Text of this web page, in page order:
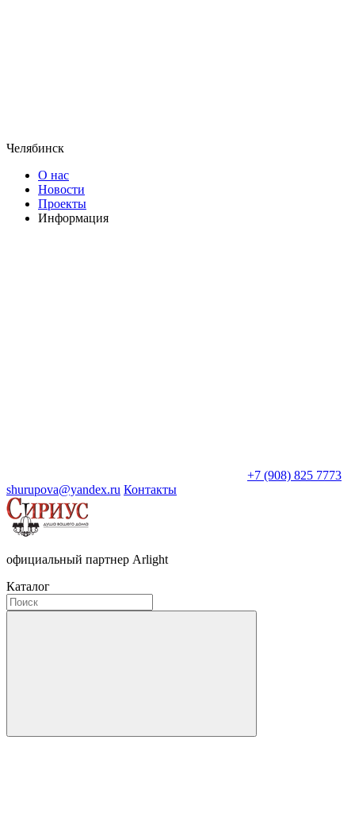
Челябинск
О нас
Новости
Проекты
Информация
+7 (908) 825 7773
shurupova@yandex.ru Контакты
официальный партнер Arlight
Каталог